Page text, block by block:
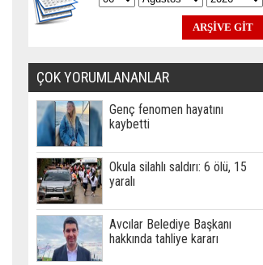
ÇOK YORUMLANANLAR
Genç fenomen hayatını
kaybetti
Okula silahlı saldırı: 6 ölü, 15
yaralı
Avcılar Belediye Başkanı
hakkında tahliye kararı